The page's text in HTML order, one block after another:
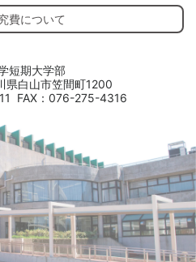
費について
短期大学部
県白山市笠間町1200
FAX：076-275-4316